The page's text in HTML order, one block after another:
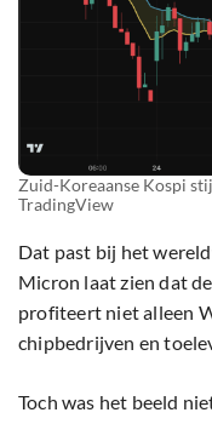
Zuid-Koreaanse Kospi
TradingView
Dat past bij het
Micron laat zien dat
profiteert niet alleen
chipbedrijven en
Toch was het beeld